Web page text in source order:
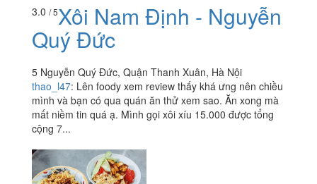
3.0 / 5Xôi Nam Định - Nguyễn
Quý Đức
5 Nguyễn Quý Đức, Quận Thanh Xuân, Hà Nội
thao_l47: Lên foody xem review thấy khá ưng nên chiều
mình và bạn có qua quán ăn thử xem sao. Ăn xong mà
mất niềm tin quá ạ. Mình gọi xôi xíu 15.000 được tổng
cộng 7...